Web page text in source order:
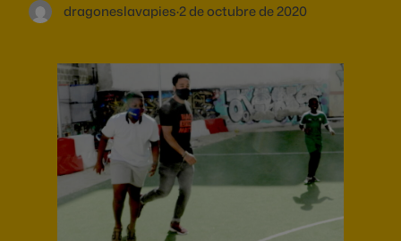
dragoneslavapies·2 de octubre de 2020